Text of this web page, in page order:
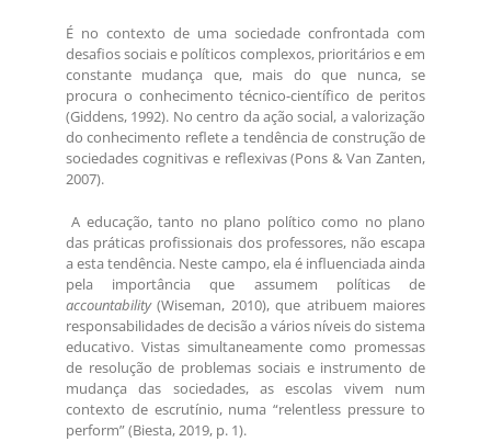
É no contexto de uma sociedade confrontada com
desafios sociais e políticos complexos, prioritários e em
constante mudança que, mais do que nunca, se
procura o conhecimento técnico-científico de peritos
(Giddens, 1992). No centro da ação social, a valorização
do conhecimento reflete a tendência de construção de
sociedades cognitivas e reflexivas (Pons & Van Zanten,
2007).
A educação, tanto no plano político como no plano
das práticas profissionais dos professores, não escapa
a esta tendência. Neste campo, ela é influenciada ainda
pela importância que assumem políticas de
accountability(Wiseman, 2010), que atribuem maiores
responsabilidades de decisão a vários níveis do sistema
educativo. Vistas simultaneamente como promessas
de resolução de problemas sociais e instrumento de
mudança das sociedades, as escolas vivem num
contexto de escrutínio, numa “relentless pressure to
perform” (Biesta, 2019, p. 1).